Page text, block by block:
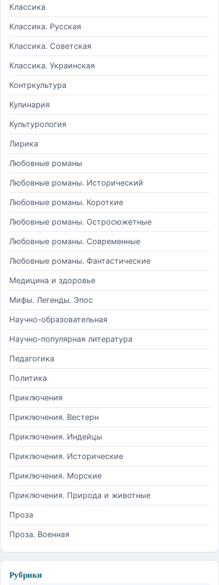
Классика
Классика. Русская
Классика. Советская
Классика. Украинская
Контркультура
Кулинария
Культурология
Лирика
Любовные романы
Любовные романы. Исторический
Любовные романы. Короткие
Любовные романы. Остросюжетные
Любовные романы. Современные
Любовные романы. Фантастические
Медицина и здоровье
Мифы. Легенды. Эпос
Научно-образовательная
Научно-популярная литература
Педагогика
Политика
Приключения
Приключения. Вестерн
Приключения. Индейцы
Приключения. Исторические
Приключения. Морские
Приключения. Природа и животные
Проза
Проза. Военная
Рубрики